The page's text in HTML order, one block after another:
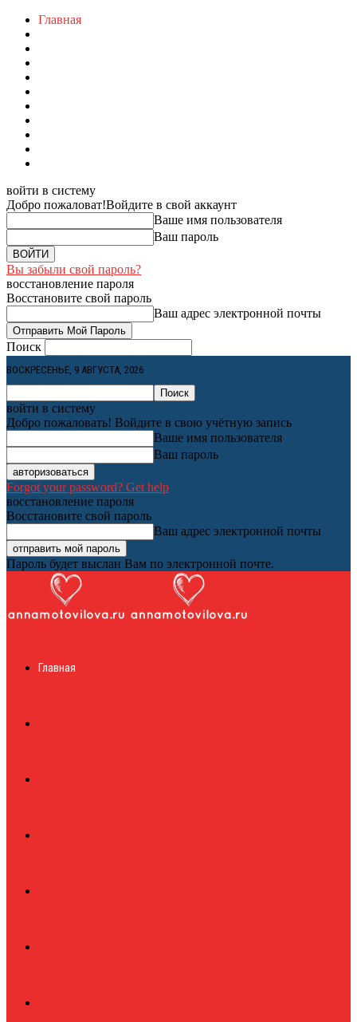
Главная
войти в систему
Добро пожаловат!Войдите в свой аккаунт
Ваше имя пользователя
Ваш пароль
Вы забыли свой пароль?
восстановление пароля
Восстановите свой пароль
Ваш адрес электронной почты
Поиск
ВОСКРЕСЕНЬЕ, 9 АВГУСТА, 2026
войти в систему
Добро пожаловать! Войдите в свою учётную запись
Ваше имя пользователя
Ваш пароль
Forgot your password? Get help
восстановление пароля
Восстановите свой пароль
Ваш адрес электронной почты
Пароль будет выслан Вам по электронной почте.
журналГлавная